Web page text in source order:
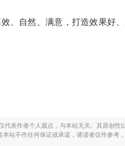
、自然、满意，打造效果好、
表作者个人观点，与本站无关。其原创性
站不作任何保证或承诺，请读者仅作参考